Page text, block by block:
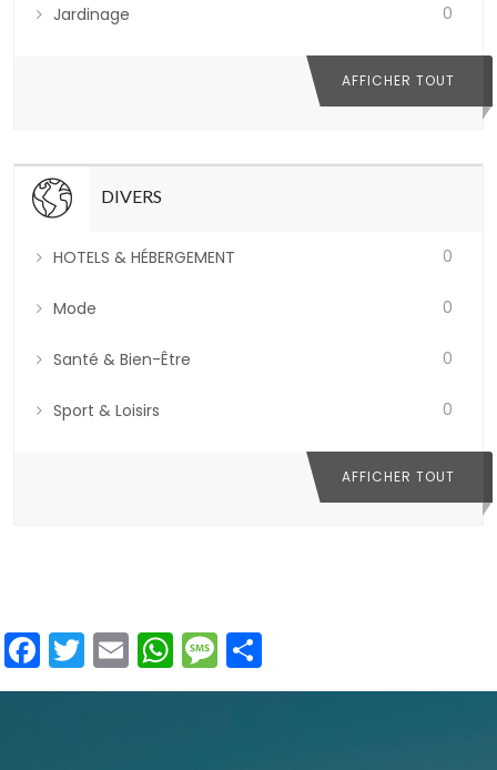
Jardinage 0
AFFICHER TOUT
DIVERS
HOTELS & HÉBERGEMENT 0
Mode 0
Santé & Bien-Être 0
Sport & Loisirs 0
AFFICHER TOUT
Facebook
Twitter
EmailWhatsApp
Message